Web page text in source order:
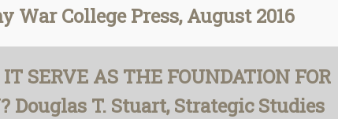
War College Press, August 2016
AS THE FOUNDATION FOR
Douglas T. Stuart, Strategic Studies